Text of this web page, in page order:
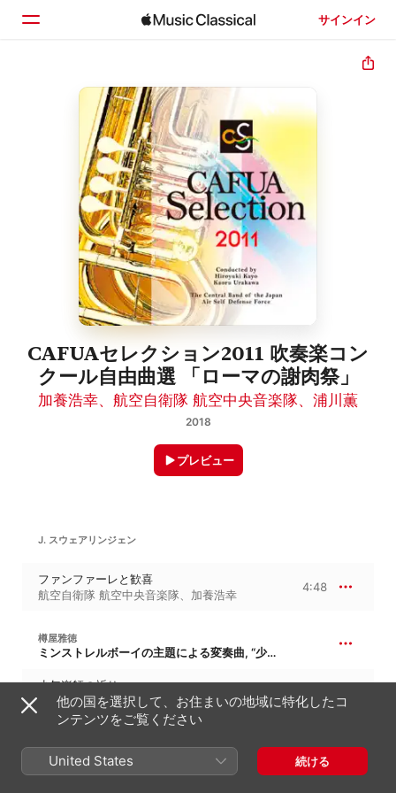
サインイン
ホーム
見つける
検索
CAFUAセレクション2011 吹奏楽コン
クール自由曲選 「ローマの謝肉祭」
加養浩幸、 航空自衛隊 航空中央音楽隊、 浦川薫
2018
プレビュー
J. スウェアリンジェン
ファンファーレと歓喜
航空自衛隊 航空中央音楽隊、 加養浩幸
4:48
樽屋雅徳
ミンストレルボーイの主題による変奏曲, “少年楽師の祈り”
少年楽師の祈り
加養浩幸、航空自衛隊 航空中央音楽隊
6:59
ヤン・ヴァン=デル=ロースト
1834 Machera Impressions
他の国を選択して、お住まいの地域に特化したコ
ンテンツをご覧ください
United States 続ける